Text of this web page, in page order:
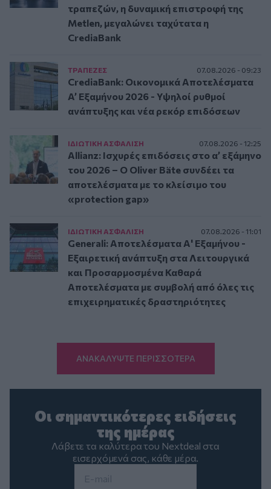
τραπεζών, η δυναμική επιστροφή της
Metlen, μεγαλώνει ταχύτατα η
CrediaBank
ΤΡAΠΕΖΕΣ 07.08.2026 - 09:23
CrediaBank: Οικονομικά Αποτελέσματα
A’ Εξαμήνου 2026 - Υψηλοί ρυθμοί
ανάπτυξης και νέα ρεκόρ επιδόσεων
ΙΔΙΩΤΙΚΗ ΑΣΦAΛΙΣΗ 07.08.2026 - 12:25
Allianz: Ισχυρές επιδόσεις στο α’ εξάμηνο
του 2026 – Ο Oliver Bäte συνδέει τα
αποτελέσματα με το κλείσιμο του
«protection gap»
ΙΔΙΩΤΙΚΗ ΑΣΦAΛΙΣΗ 07.08.2026 - 11:01
Generali: Αποτελέσματα Α' Εξαμήνου -
Εξαιρετική ανάπτυξη στα Λειτουργικά
και Προσαρμοσμένα Καθαρά
Αποτελέσματα με συμβολή από όλες τις
επιχειρηματικές δραστηριότητες
ΑΝΑΚΑΛΥΨΤΕ ΠΕΡΙΣΣΟΤΕΡΑ
Οι σημαντικότερες ειδήσεις
της ημέρας
Λάβετε τα καλύτερα του Nextdeal στα
εισερχόμενά σας, κάθε μέρα.